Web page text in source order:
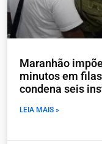
Maranhão
minutos em
condena seis
LEIA MAIS »